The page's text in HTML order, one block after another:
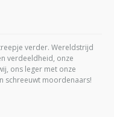
verder. Wereldstrijd
verdeeldheid, onze
ons leger met onze
schreeuwt moordenaars!